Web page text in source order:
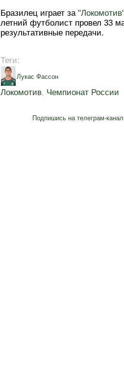
Бразилец играет за
летний футболист провел 33
результативные передачи.
Теги:
Лукас Фассон
Локомотив, Чемпионат России
Подпишись на телеграм-